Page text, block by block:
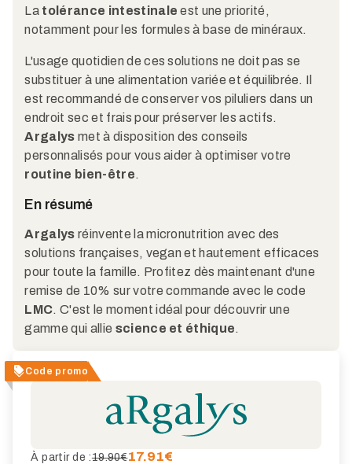
La tolérance intestinale est une priorité,
notamment pour les formules à base de minéraux.
L'usage quotidien de ces solutions ne doit pas se
substituer à une alimentation variée et équilibrée. Il
est recommandé de conserver vos piluliers dans un
endroit sec et frais pour préserver les actifs.
Argalys met à disposition des conseils
personnalisés pour vous aider à optimiser votre
routine bien-être.
En résumé
Argalys réinvente la micronutrition avec des
solutions françaises, vegan et hautement efficaces
pour toute la famille. Profitez dès maintenant d'une
remise de 10% sur votre commande avec le code
LMC. C'est le moment idéal pour découvrir une
gamme qui allie science et éthique.
Code promo
À partir de :19.90€17.91€